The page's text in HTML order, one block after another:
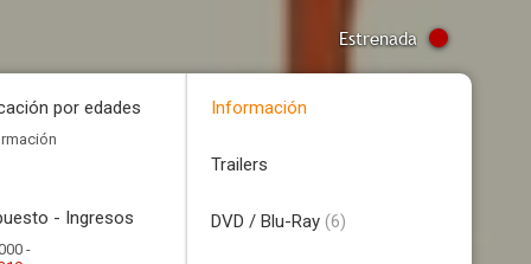
Estrenada
por edades
- Ingresos
-
Información
Trailers
DVD / Blu-Ray (6)